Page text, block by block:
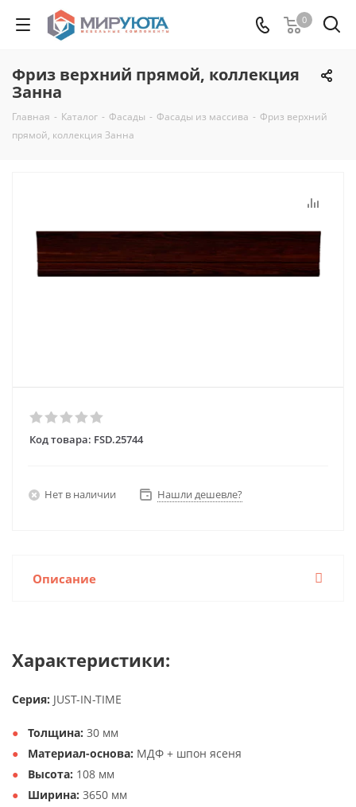
0
Фриз верхний прямой, коллекция
Занна
Главная - Каталог - Фасады - Фасады из массива - Фриз верхний
прямой, коллекция Занна
Код товара: FSD.25744
Нет в наличии Нашли дешевле?
Описание
Характеристики:
Серия: JUST-IN-TIME
Толщина: 30 мм
Материал-основа: МДФ + шпон ясеня
Высота: 108 мм
Ширина: 3650 мм